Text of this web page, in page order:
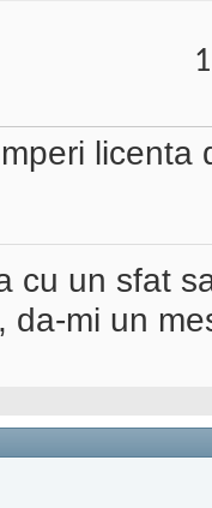
cu un sfat
da-mi un